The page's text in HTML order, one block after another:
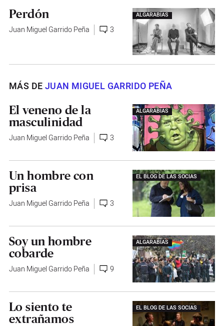
ALGARABÍAS
Perdón
Juan Miguel Garrido Peña 3
MÁS DEJUAN MIGUEL GARRIDO PEÑA
ALGARABÍAS
El veneno de la
masculinidad
Juan Miguel Garrido Peña 3
EL BLOG DE LAS SOCIAS
Un hombre con
prisa
Juan Miguel Garrido Peña 3
ALGARABÍAS
Soy un hombre
cobarde
Juan Miguel Garrido Peña 9
EL BLOG DE LAS SOCIAS
Lo siento te
extrañamos